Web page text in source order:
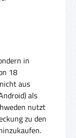
in
18
aus
als
nutzt
zu den